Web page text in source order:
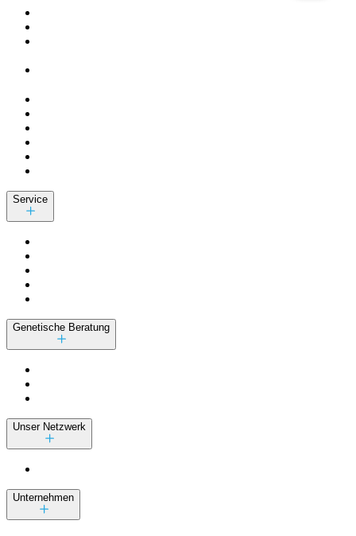
Service
Genetische Beratung
Unser Netzwerk
Unternehmen